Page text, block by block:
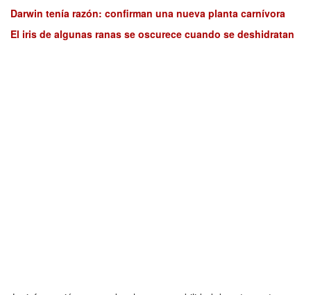
Darwin tenía razón: confirman una nueva planta carnívora
El iris de algunas ranas se oscurece cuando se deshidratan